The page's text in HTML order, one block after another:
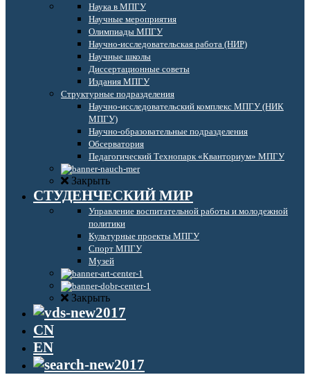
Наука в МПГУ
Научные мероприятия
Олимпиады МПГУ
Научно-исследовательская работа (НИР)
Научные школы
Диссертационные советы
Издания МПГУ
Структурные подразделения
Научно-исследовательский комплекс МПГУ (НИК
МПГУ)
Научно-образовательные подразделения
Обсерватория
Педагогический Технопарк «Кванториум» МПГУ
Закрыть
СТУДЕНЧЕСКИЙ МИР
Управление воспитательной работы и молодежной
политики
Культурные проекты МПГУ
Спорт МПГУ
Музей
Закрыть
CN
EN